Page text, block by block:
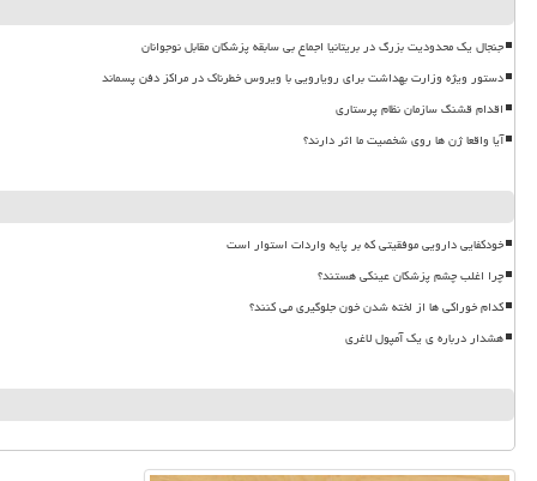
جنجال یک محدودیت بزرگ در بریتانیا اجماع بی سابقه پزشکان مقابل نوجوانان
دستور ویژه وزارت بهداشت برای رویارویی با ویروس خطرناک در مراکز دفن پسماند
اقدام قشنگ سازمان نظام پرستاری
آیا واقعا ژن ها روی شخصیت ما اثر دارند؟
خودکفایی دارویی موفقیتی که بر پایه واردات استوار است
چرا اغلب چشم پزشکان عینکی هستند؟
کدام خوراکی ها از لخته شدن خون جلوگیری می کنند؟
هشدار درباره ی یک آمپول لاغری